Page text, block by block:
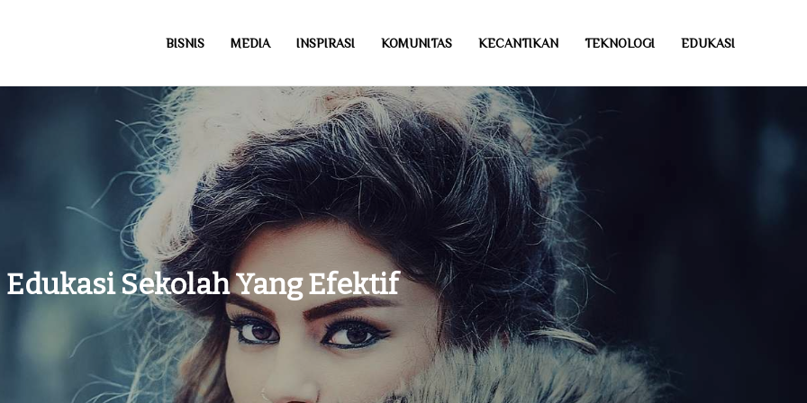
BISNIS MEDIA INSPIRASI KOMUNITAS KECANTIKAN TEKNOLOGI EDUKASI
Edukasi Sekolah Yang Efektif